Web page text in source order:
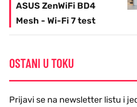
ASUS ZenWiFi BD4
Mesh - Wi-Fi 7 test
OSTANI U TOKU
Prijavi se na newsletter listu i